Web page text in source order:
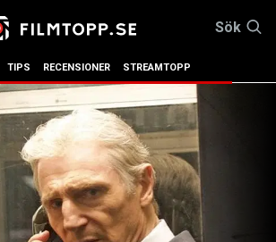
Sök
TIPS RECENSIONER STREAMTOPP